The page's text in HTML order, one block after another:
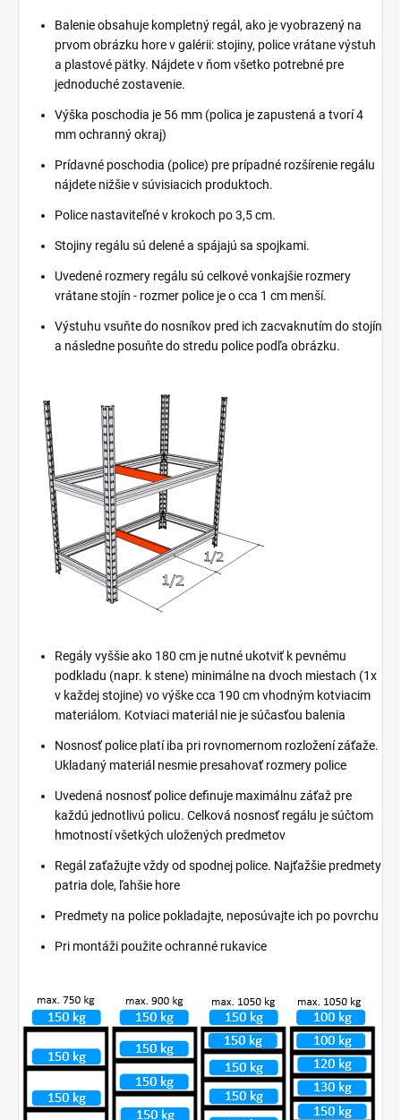
Balenie obsahuje kompletný regál, ako je vyobrazený na
prvom obrázku hore v galérii: stojiny, police vrátane výstuh
a plastové pätky. Nájdete v ňom všetko potrebné pre
jednoduché zostavenie.
Výška poschodia je 56 mm (polica je zapustená a tvorí 4
mm ochranný okraj)
Prídavné poschodia (police) pre prípadné rozšírenie regálu
nájdete nižšie v súvisiacich produktoch.
Police nastaviteľné v krokoch po 3,5 cm.
Stojiny regálu sú delené a spájajú sa spojkami.
Uvedené rozmery regálu sú celkové vonkajšie rozmery
vrátane stojín - rozmer police je o cca 1 cm menší.
Výstuhu vsuňte do nosníkov pred ich zacvaknutím do stojín
a následne posuňte do stredu police podľa obrázku.
Regály vyššie ako 180 cm je nutné ukotviť k pevnému
podkladu (napr. k stene) minimálne na dvoch miestach (1x
v každej stojine) vo výške cca 190 cm vhodným kotviacim
materiálom. Kotviaci materiál nie je súčasťou balenia
Nosnosť police platí iba pri rovnomernom rozložení záťaže.
Ukladaný materiál nesmie presahovať rozmery police
Uvedená nosnosť police definuje maximálnu záťaž pre
každú jednotlivú policu. Celková nosnosť regálu je súčtom
hmotností všetkých uložených predmetov
Regál zaťažujte vždy od spodnej police. Najťažšie predmety
patria dole, ľahšie hore
Predmety na police pokladajte, neposúvajte ich po povrchu
Pri montáži použite ochranné rukavice